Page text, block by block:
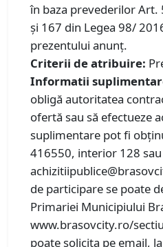
în baza prevederilor Art.
și 167 din Legea 98/
prezentului anunț.
Criterii de atribuire:
Informatii
obligă autoritatea
ofertă sau să efectueze
suplimentare pot fi
416550, interior 128 sau
de participare se poate
Primariei Municipiului
www.brasovcity.ro/
poate solicita pe email,